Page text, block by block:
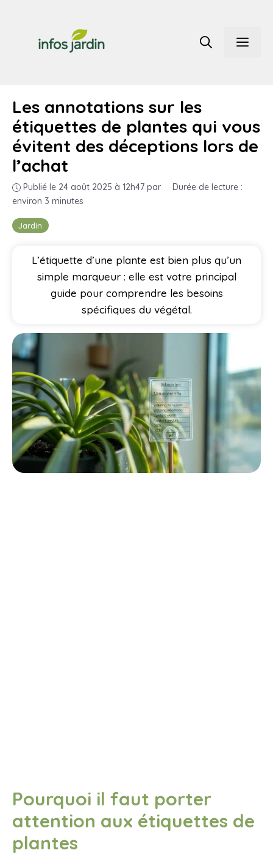
contenu
Jardin
Les annotations sur les
étiquettes de plantes qui vous
évitent des déceptions lors de
l’achat
Publié le 24 août 2025 à 12h47 par · Durée de lecture :
environ 3 minutes
L’étiquette d’une plante est bien plus qu’un
simple marqueur : elle est votre principal
guide pour comprendre les besoins
spécifiques du végétal.
Pourquoi il faut porter
attention aux étiquettes de
plantes